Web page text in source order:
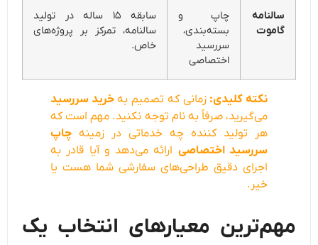
سالنامه
گاموت
چاپ و
بسته‌بندی،
سررسید
اختصاصی
سابقه ۱۵ ساله در تولید
سالنامه، تمرکز بر پروژه‌های
خاص.
نکته کلیدی: زمانی که تصمیم بهخرید سررسید
می‌گیرید، صرفاً به نام توجه نکنید. مهم است که
هر تولید کننده چه خدماتی در زمینه چاپ
سررسید اختصاصی ارائه می‌دهد و آیا قادر به
اجرای دقیق طراحی‌های سفارشی شما هست یا
خیر.
مهم‌ترین معیارهای انتخاب یک